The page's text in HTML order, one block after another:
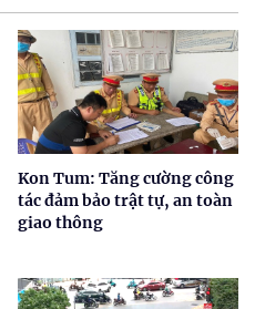
Kon Tum: Tăng cường công
tác đảm bảo trật tự, an toàn
giao thông